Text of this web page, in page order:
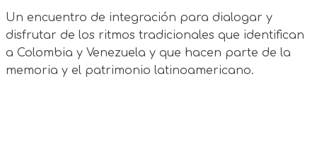
Un encuentro de integración para dialogar y
disfrutar de los ritmos tradicionales que identifican
a Colombia y Venezuela y que hacen parte de la
memoria y el patrimonio latinoamericano.